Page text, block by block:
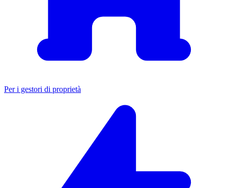
Per i gestori di proprietà